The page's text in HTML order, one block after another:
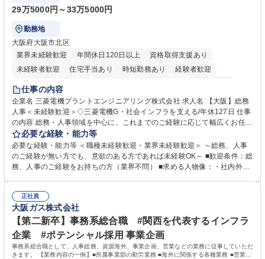
29万5000円～33万5000円
勤務地
大阪府大阪市北区
業界未経験歓迎
年間休日120日以上
資格取得支援あり
未経験者歓迎
住宅手当あり 時短勤務あり
経験者歓迎
退職金あり
駅近5分以内
土日祝休み 服装自由 寮・社宅あり 食事補助あり
仕事の内容
企業名 三菱電機プラントエンジニアリング株式会社 求人名 【大阪】総務
人事＜未経験歓迎＞◇三菱電機G・社会インフラを支える/年休127日 仕事
の内容 総務・人事領域を中心に、これまでのご経験に応じて幅広くお任せ
します。 ＜具体的には＞ ・総務/人事労務（給与・社保・勤怠管理など）
・採用・教育研修 ・福利厚生運用 など ※基本的には事務所勤務ですが、
採用や教育等の業務内容により、関西圏以外への日帰り・宿泊を伴う国内
出張もございます。 ※担当業務を持ちつつ、お互いに助け合いながら、総
必要な経験・能力等
必要な経験・能力等 ＜職種未経験歓迎・業界未経験歓迎＞ ～総務、人事
のご経験が無い方でも、意欲のある方であれば未経験OK～ ■歓迎条件：総
務、人事のご経験をお持ちの方（業界不問） ■求める人物像：・社内外の
正社員
大阪ガス株式会社
【第二新卒】事務系総合職 #関西を代表するインフラ
企業 #ポテンシャル採用 事業企画
事務系総合職として、人事総務、資源海外、事業企画、営業などの業務に従事していただ
きます。 【業務内容の一例】■所属事業部の勤労業務 ■海外に関係する各種業務 ■営業部